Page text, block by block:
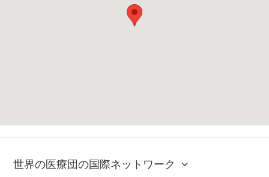
世界の医療団の国際ネットワーク